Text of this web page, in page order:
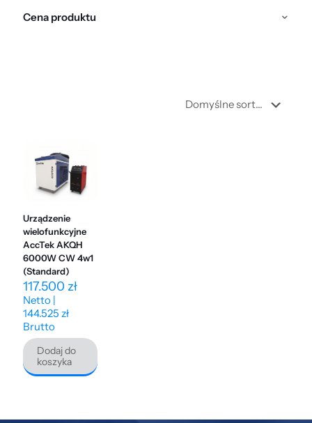
Cena produktu
Urządzenie
wielofunkcyjne
AccTek AKQH
6000W CW 4w1
(Standard)
117.500 zł
Netto |
144.525 zł
Brutto
Dodaj do
koszyka